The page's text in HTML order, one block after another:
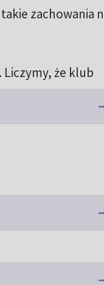
zachowania
że klub